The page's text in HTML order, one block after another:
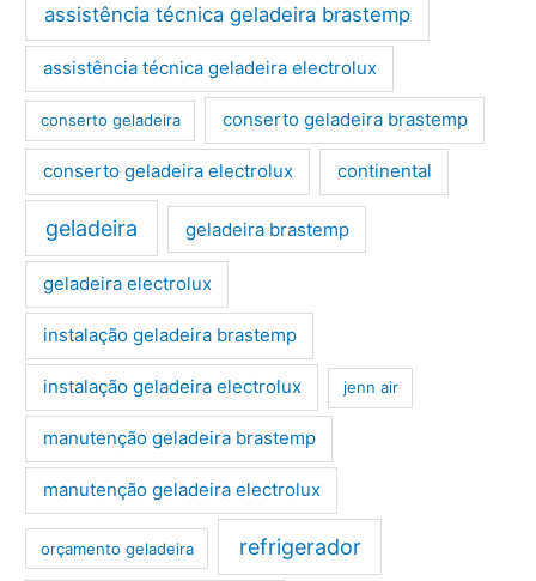
assistência técnica geladeira brastemp
assistência técnica geladeira electrolux
conserto geladeira conserto geladeira brastemp
conserto geladeira electrolux continental
geladeira geladeira brastemp
geladeira electrolux
instalação geladeira brastemp
instalação geladeira electrolux jenn air
manutenção geladeira brastemp
manutenção geladeira electrolux
orçamento geladeira refrigerador